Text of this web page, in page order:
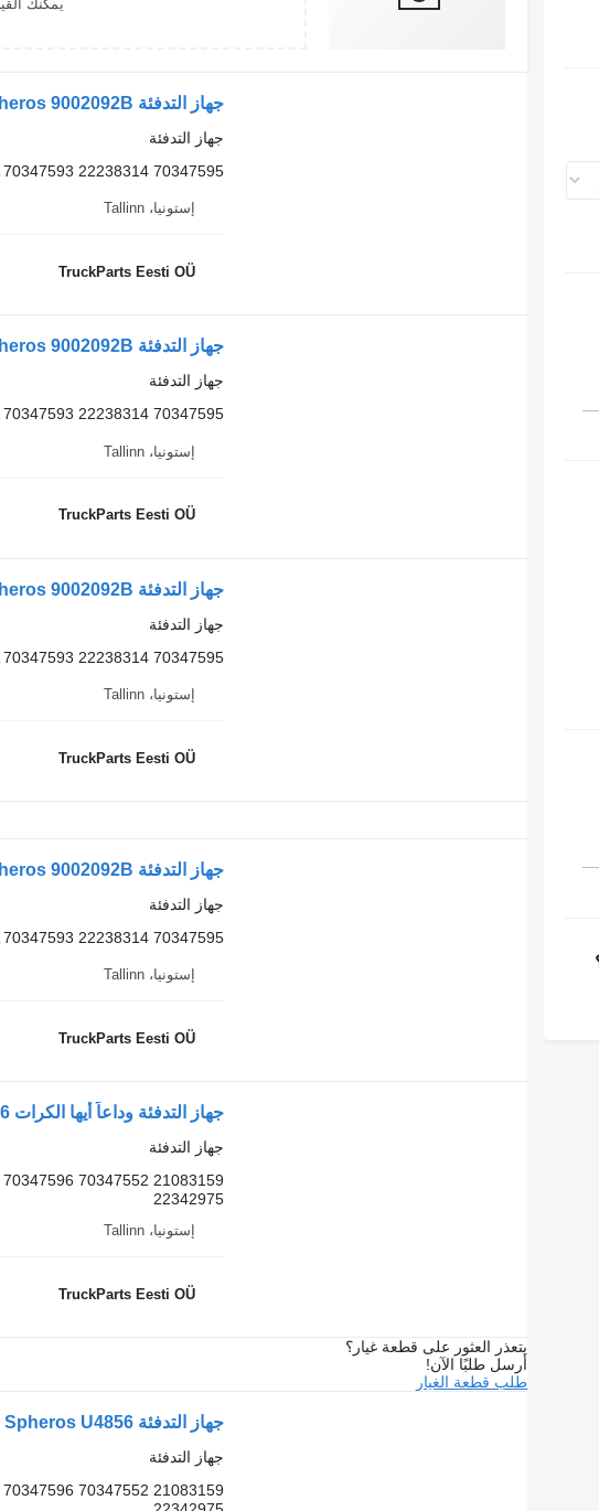
يمكنك
جهاز التدفئة Spheros 9002092B لـ الباصات Volvo B6, B7, B9, B10, B12 bus (1978-2011)
جهاز التدفئة
22238314 70347595
إستونيا، Tallinn
TruckParts Eesti OÜ
جهاز التدفئة Spheros 9002092B لـ الباصات Volvo B6, B7, B9, B10, B12 bus (1978-2011)
جهاز التدفئة
22238314 70347595
إستونيا، Tallinn
TruckParts Eesti OÜ
جهاز التدفئة Spheros 9002092B لـ الباصات Volvo B6, B7, B9, B10, B12 bus (1978-2011)
جهاز التدفئة
22238314 70347595
إستونيا، Tallinn
TruckParts Eesti OÜ
جهاز التدفئة Spheros 9002092B لـ الباصات Volvo B6, B7, B9, B10, B12 bus (1978-2011)
جهاز التدفئة
22238314 70347595
إستونيا، Tallinn
TruckParts Eesti OÜ
جهاز التدفئة وداعاً أيها الكرات U4856 لـ الباصات Volvo B6, B7, B9, B10, B12 bus (1978-2011)
جهاز التدفئة
70347552 21083159
22342975
إستونيا، Tallinn
TruckParts Eesti OÜ
يتعذر العثور على قطعة غيار؟
أرسل طلبًا الآن!
طلب قطعة الغيار
جهاز التدفئة Spheros U4856 لـ الباصات Volvo B6, B7, B9, B10, B12 bus (1978-2011)
جهاز التدفئة
70347552 21083159